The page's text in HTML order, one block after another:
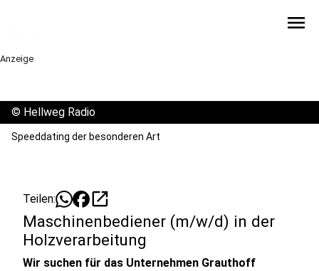
menu
Anzeige
© Hellweg Radio
Speeddating der besonderen Art
Teilen: open_in_new
Maschinenbediener (m/w/d) in der
Holzverarbeitung
Wir suchen für das Unternehmen Grauthoff